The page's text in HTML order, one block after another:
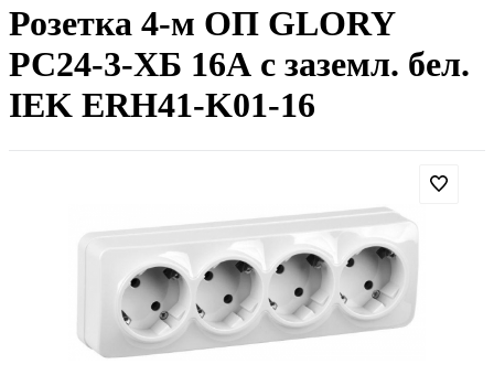
Розетка 4-м ОП GLORY
РС24-3-ХБ 16А с заземл. бел.
IEK ERH41-K01-16